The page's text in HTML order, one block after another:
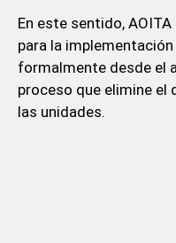
En este sentido,
para la
formalmente desde el
proceso que elimine el
las unidades.